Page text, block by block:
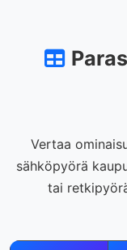
Vertaa
sähköpyörä
tai